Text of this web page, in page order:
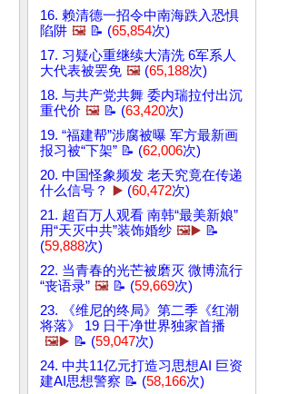
16. 赖清德一招令中南海跌入恐惧
陷阱 🖼️ 📝 (65,854次)
17. 习疑心重继续大清洗 6军系人
大代表被罢免 🖼️ (65,188次)
18. 与共产党共舞 委内瑞拉付出沉
重代价 🖼️ 📝 (63,420次)
19. “福建帮”涉腐被曝 军方最新画
报习被“下架” 📝 (62,006次)
20. 中国怪象频发 老天究竟在传递
什么信号？
▶️ (60,472次)
21. 超百万人观看 南韩“最美新娘”
用“天灭中共”装饰婚纱 🖼️▶️ 📝
(59,888次)
22. 当青春的光芒被磨灭 微博流行
“丧语录” 🖼️ 📝 (59,669次)
23. 《维尼的终局》第二季《红潮
将落》 19 日干净世界独家首播
🖼️▶️ 📝 (59,047次)
24. 中共11亿元打造习思想AI 巨资
建AI思想警察 📝 (58,166次)